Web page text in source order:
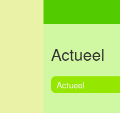
Actueel
Actueel